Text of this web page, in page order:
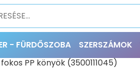
- FÜRDŐSZOBA SZERSZÁMOK
fokos PP könyök (3500111045)